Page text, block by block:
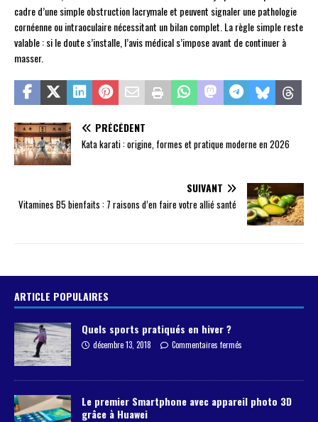
cadre d’une simple obstruction lacrymale et peuvent signaler une pathologie
cornéenne ou intraoculaire nécessitant un bilan complet. La règle simple reste
valable : si le doute s’installe, l’avis médical s’impose avant de continuer à
masser.
PRÉCÉDENT
Kata karati : origine, formes et pratique moderne en 2026
SUIVANT
Vitamines B5 bienfaits : 7 raisons d’en faire votre allié santé
ARTICLE POPULAIRES
Quels sports pratiqués en hiver ?
décembre 13, 2018 Commentaires fermés
Le premier Smartphone avec appareil photo 3D
grâce à Huawei